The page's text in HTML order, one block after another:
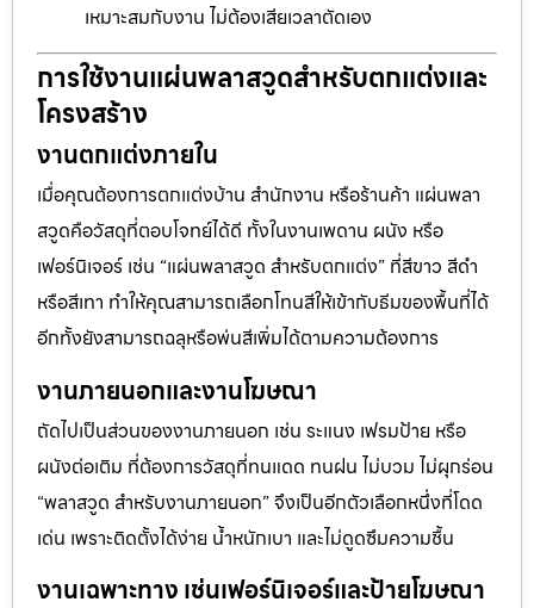
เหมาะสมกับงาน ไม่ต้องเสียเวลาตัดเอง
การใช้งานแผ่นพลาสวูดสำหรับตกแต่งและ
โครงสร้าง
งานตกแต่งภายใน
เมื่อคุณต้องการตกแต่งบ้าน สำนักงาน หรือร้านค้า แผ่นพลา
สวูดคือวัสดุที่ตอบโจทย์ได้ดี ทั้งในงานเพดาน ผนัง หรือ
เฟอร์นิเจอร์ เช่น “แผ่นพลาสวูด สำหรับตกแต่ง” ที่สีขาว สีดำ
หรือสีเทา ทำให้คุณสามารถเลือกโทนสีให้เข้ากับธีมของพื้นที่ได้
อีกทั้งยังสามารถฉลุหรือพ่นสีเพิ่มได้ตามความต้องการ
งานภายนอกและงานโฆษณา
ถัดไปเป็นส่วนของงานภายนอก เช่น ระแนง เฟรมป้าย หรือ
ผนังต่อเติม ที่ต้องการวัสดุที่ทนแดด ทนฝน ไม่บวม ไม่ผุกร่อน
“พลาสวูด สำหรับงานภายนอก” จึงเป็นอีกตัวเลือกหนึ่งที่โดด
เด่น เพราะติดตั้งได้ง่าย น้ำหนักเบา และไม่ดูดซึมความชื้น
งานเฉพาะทาง เช่นเฟอร์นิเจอร์และป้ายโฆษณา